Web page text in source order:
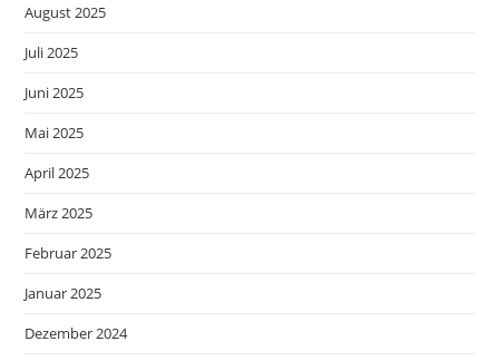
August 2025
Juli 2025
Juni 2025
Mai 2025
April 2025
März 2025
Februar 2025
Januar 2025
Dezember 2024